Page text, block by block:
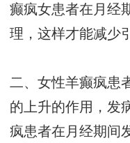
癫疯女患者在月经
理，这样才能减少
二、女性羊癫疯患
的上升的作用，发
疯患者在月经期间